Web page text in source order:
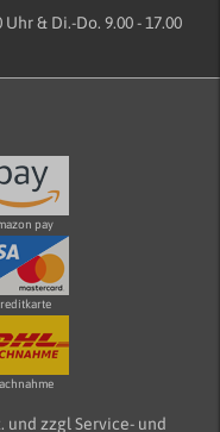
& Di.-Do. 9.00 - 17.00
pay
und zzgl Service- und